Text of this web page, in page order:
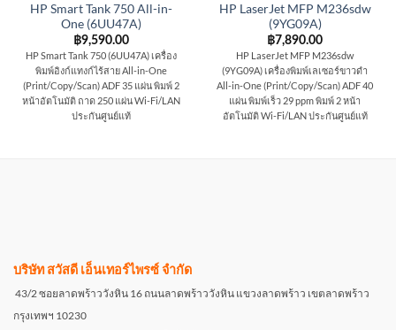
HP Smart Tank 750 All-in-
One (6UU47A)
฿9,590.00
HP Smart Tank 750 (6UU47A) เครื่อง
พิมพ์อิงก์แทงก์ไร้สาย All-in-One
(Print/Copy/Scan) ADF 35 แผ่น พิมพ์ 2
หน้าอัตโนมัติ ถาด 250 แผ่น Wi-Fi/LAN
ประกันศูนย์แท้
HP LaserJet MFP M236sdw
(9YG09A)
฿7,890.00
HP LaserJet MFP M236sdw
(9YG09A) เครื่องพิมพ์เลเซอร์ขาวดำ
All-in-One (Print/Copy/Scan) ADF 40
แผ่น พิมพ์เร็ว 29 ppm พิมพ์ 2 หน้า
อัตโนมัติ Wi-Fi/LAN ประกันศูนย์แท้
บริษัท สวัสดี เอ็นเทอร์ไพรซ์ จำกัด
43/2 ซอยลาดพร้าววังหิน 16 ถนนลาดพร้าววังหิน แขวงลาดพร้าว เขตลาดพร้าว
กรุงเทพฯ 10230